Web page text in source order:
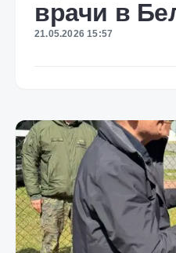
врачи в
21.05.2026 15:57